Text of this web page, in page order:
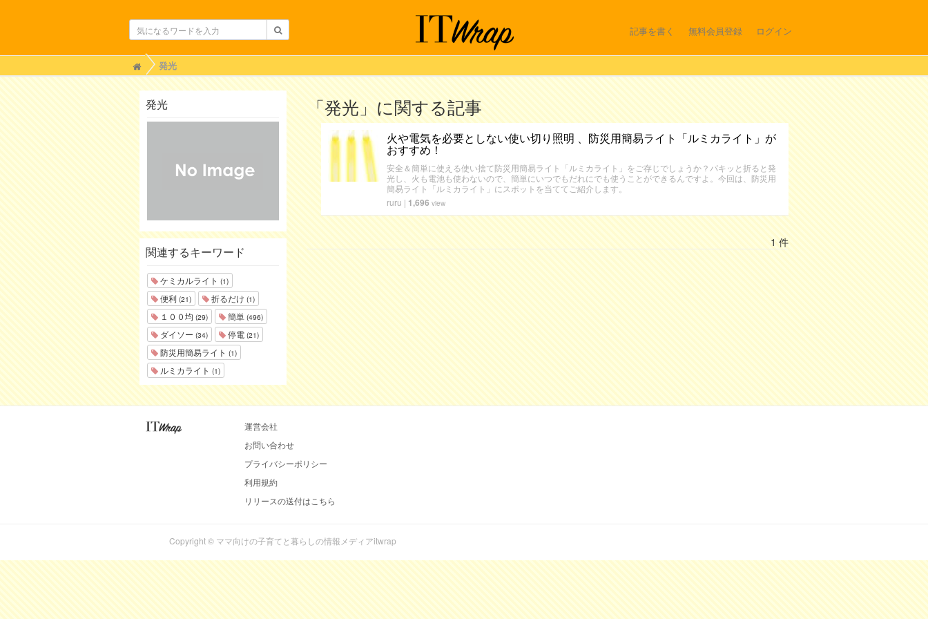
記事を書く 無料会員登録 ログイン
H
o
m
発光
発光
関連するキーワード
ケミカルライト (1)
便利 (21) 折るだけ (1)
１００均 (29) 簡単 (496)
ダイソー (34) 停電 (21)
防災用簡易ライト (1)
ルミカライト (1)
「発光」に関する記事
火や電気を必要としない使い切り照明 、防災用簡易ライト「ルミカライト」が
おすすめ！
安全＆簡単に使える使い捨て防災用簡易ライト「ルミカライト」をご存じでしょうか？パキッと折ると発
光し、火も電池も使わないので、簡単にいつでもだれにでも使うことができるんですよ。今回は、防災用
簡易ライト「ルミカライト」にスポットを当ててご紹介します。
ruru | 1,696 view
1 件
運営会社
お問い合わせ
プライバシーポリシー
利用規約
リリースの送付はこちら
Copyright © ママ向けの子育てと暮らしの情報メディアitwrap